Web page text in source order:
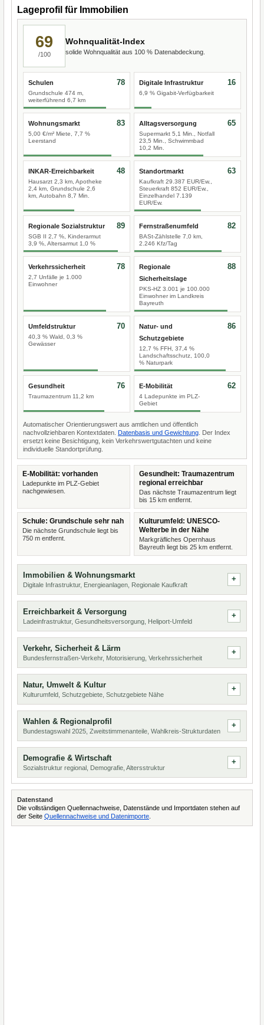
Lageprofil für Immobilien
69
/100
Wohnqualität-Index
solide Wohnqualität aus 100 % Datenabdeckung.
Schulen
Grundschule 474 m,
weiterführend 6,7 km
78 Digitale Infrastruktur
6,9 % Gigabit-Verfügbarkeit
16
Wohnungsmarkt
5,00 €/m² Miete, 7,7 %
Leerstand
83 Alltagsversorgung
Supermarkt 5,1 Min., Notfall
23,5 Min., Schwimmbad
10,2 Min.
65
INKAR-Erreichbarkeit
Hausarzt 2,3 km, Apotheke
2,4 km, Grundschule 2,6
km, Autobahn 8,7 Min.
48 Standortmarkt
Kaufkraft 29.387 EUR/Ew.,
Steuerkraft 852 EUR/Ew.,
Einzelhandel 7.139
EUR/Ew.
63
Regionale Sozialstruktur
SGB II 2,7 %, Kinderarmut
3,9 %, Altersarmut 1,0 %
89 Fernstraßenumfeld
BASt-Zählstelle 7,0 km,
2.246 Kfz/Tag
82
Verkehrssicherheit
2,7 Unfälle je 1.000
Einwohner
78
Regionale
Sicherheitslage
PKS-HZ 3.001 je 100.000
Einwohner im Landkreis
Bayreuth
88
Umfeldstruktur
40,3 % Wald, 0,3 %
Gewässer
70
Natur- und
Schutzgebiete
12,7 % FFH, 37,4 %
Landschaftsschutz, 100,0
% Naturpark
86
Gesundheit
Traumazentrum 11,2 km
76 E-Mobilität
4 Ladepunkte im PLZ-
Gebiet
62
Automatischer Orientierungswert aus amtlichen und öffentlich
nachvollziehbaren Kontextdaten. Datenbasis und Gewichtung . Der Index
ersetzt keine Besichtigung, kein Verkehrswertgutachten und keine
individuelle Standortprüfung.
E-Mobilität: vorhanden
Ladepunkte im PLZ-Gebiet
nachgewiesen.
Gesundheit: Traumazentrum
regional erreichbar
Das nächste Traumazentrum liegt
bis 15 km entfernt.
Schule: Grundschule sehr nah
Die nächste Grundschule liegt bis
750 m entfernt.
Kulturumfeld: UNESCO-
Welterbe in der Nähe
Markgräfliches Opernhaus
Bayreuth liegt bis 25 km entfernt.
Immobilien & Wohnungsmarkt
Digitale Infrastruktur, Energieanlagen, Regionale Kaufkraft
Erreichbarkeit & Versorgung
Ladeinfrastruktur, Gesundheitsversorgung, Heliport-Umfeld
Verkehr, Sicherheit & Lärm
Bundesfernstraßen-Verkehr, Motorisierung, Verkehrssicherheit
Natur, Umwelt & Kultur
Kulturumfeld, Schutzgebiete, Schutzgebiete Nähe
Wahlen & Regionalprofil
Bundestagswahl 2025, Zweitstimmenanteile, Wahlkreis-Strukturdaten
Demografie & Wirtschaft
Sozialstruktur regional, Demografie, Altersstruktur
Datenstand
Die vollständigen Quellennachweise, Datenstände und Importdaten stehen auf
der Seite Quellennachweise und Datenimporte